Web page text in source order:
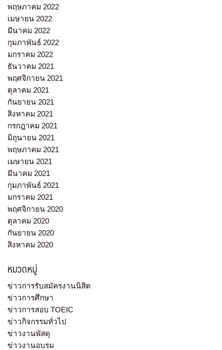
พฤษภาคม 2022
เมษายน 2022
มีนาคม 2022
กุมภาพันธ์ 2022
มกราคม 2022
ธันวาคม 2021
พฤศจิกายน 2021
ตุลาคม 2021
กันยายน 2021
สิงหาคม 2021
กรกฎาคม 2021
มิถุนายน 2021
พฤษภาคม 2021
เมษายน 2021
มีนาคม 2021
กุมภาพันธ์ 2021
มกราคม 2021
พฤศจิกายน 2020
ตุลาคม 2020
กันยายน 2020
สิงหาคม 2020
หมวดหมู่
ข่าวการรับสมัครงานนิสิต
ข่าวการศึกษา
ข่าวการสอบ TOEIC
ข่าวกิจกรรมทั่วไป
ข่าวงานพัสดุ
ข่าวงานอบรม